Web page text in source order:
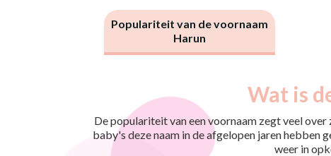
Populariteit van de voornaam
Harun
Wat is
De populariteit van een voornaam zegt veel
baby's deze naam in de afgelopen jaren hebben
weer in
2010
11
2011
9